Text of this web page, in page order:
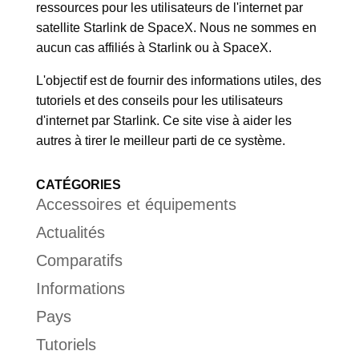
ressources pour les utilisateurs de l'internet par
satellite Starlink de SpaceX. Nous ne sommes en
aucun cas affiliés à Starlink ou à SpaceX.
L'objectif est de fournir des informations utiles, des
tutoriels et des conseils pour les utilisateurs
d'internet par Starlink. Ce site vise à aider les
autres à tirer le meilleur parti de ce système.
CATÉGORIES
Accessoires et équipements
Actualités
Comparatifs
Informations
Pays
Tutoriels